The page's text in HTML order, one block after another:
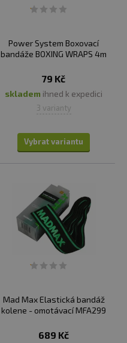
Power System Boxovací
bandáže BOXING WRAPS 4m
79 Kč
skladem ihned k expedici
3 varianty
Vybrat variantu
Mad Max Elastická bandáž
kolene - omotávací MFA299
689 Kč